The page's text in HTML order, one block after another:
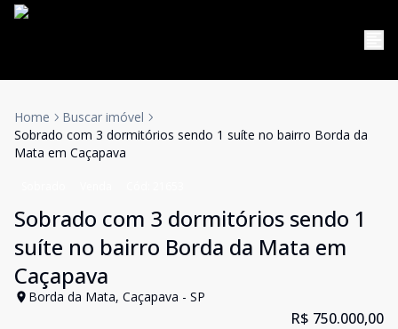
Home
Buscar imóvel
Sobrado com 3 dormitórios sendo 1 suíte no bairro Borda da
Mata em Caçapava
Sobrado com 3 dormitórios sendo 1
suíte no bairro Borda da Mata em
Caçapava
Borda da Mata, Caçapava - SP
R$ 750.000,00